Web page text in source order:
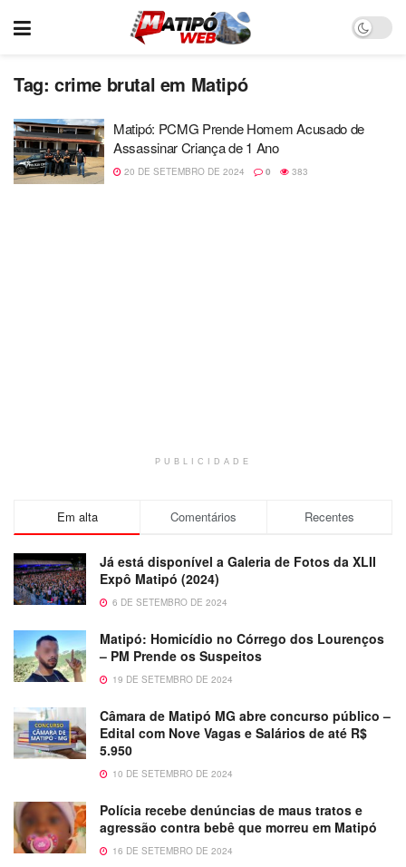
Tag: crime brutal em Matipó
Matipó: PCMG Prende Homem Acusado de
Assassinar Criança de 1 Ano
20 DE SETEMBRO DE 2024 0 383
PUBLICIDADE
Em alta Comentários Recentes
Já está disponível a Galeria de Fotos da XLII
Expô Matipó (2024)
6 DE SETEMBRO DE 2024
Matipó: Homicídio no Córrego dos Lourenços
– PM Prende os Suspeitos
19 DE SETEMBRO DE 2024
Câmara de Matipó MG abre concurso público –
Edital com Nove Vagas e Salários de até R$
5.950
10 DE SETEMBRO DE 2024
Polícia recebe denúncias de maus tratos e
agressão contra bebê que morreu em Matipó
16 DE SETEMBRO DE 2024